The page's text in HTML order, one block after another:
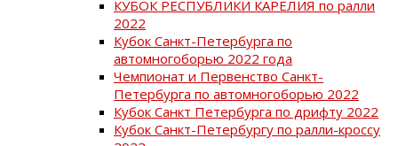
КУБОК РЕСПУБЛИКИ КАРЕЛИЯ по ралли
2022
Кубок Санкт-Петербурга по
автомногоборью 2022 года
Чемпионат и Первенство Санкт-
Петербурга по автомногоборью 2022
Кубок Санкт Петербурга по дрифту 2022
Кубок Санкт-Петербургу по ралли-кроссу